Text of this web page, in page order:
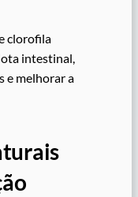
clorofila
intestinal,
e melhorar a